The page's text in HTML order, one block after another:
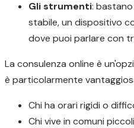
Gli strumenti:
stabile, un dispositivo
dove puoi parlare con
La consulenza online è
è particolarmente
Chi ha orari rigidi o
Chi vive in comuni